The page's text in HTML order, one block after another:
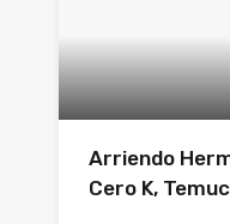
Arriendo
Cero K,